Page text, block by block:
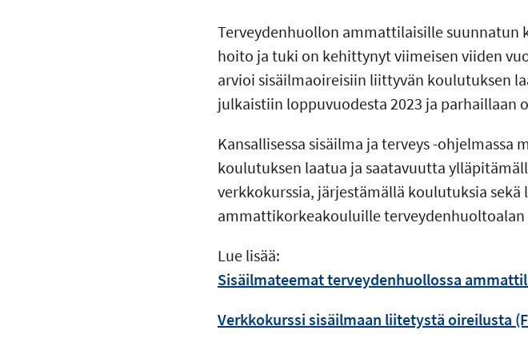
Terveydenhuollon ammattilaisille suunnatun
hoito ja tuki on kehittynyt viimeisen viiden
arvioi sisäilmaoireisiin liittyvän koulutuksen
julkaistiin loppuvuodesta 2023 ja parhaillaan
Kansallisessa sisäilma ja terveys -
koulutuksen laatua ja saatavuutta
verkkokurssia, järjestämällä koulutuksia
ammattikorkeakouluille terveydenhuoltoalan
Lue lisää:
Sisäilmateemat terveydenhuollossa
Verkkokurssi sisäilmaan liitetystä oireilusta